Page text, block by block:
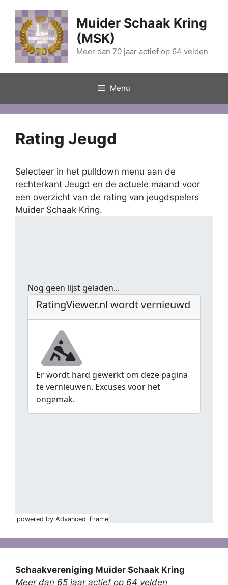
naar
inhoud
Muider Schaak Kring
(MSK)
Meer dan 70 jaar actief op 64 velden
Menu
Rating Jeugd
Selecteer in het pulldown menu aan de
rechterkant Jeugd en de actuele maand voor
een overzicht van de rating van jeugdspelers
Muider Schaak Kring.
powered by Advanced iFrame
Schaakvereniging Muider Schaak Kring
Meer dan 65 jaar actief op 64 velden